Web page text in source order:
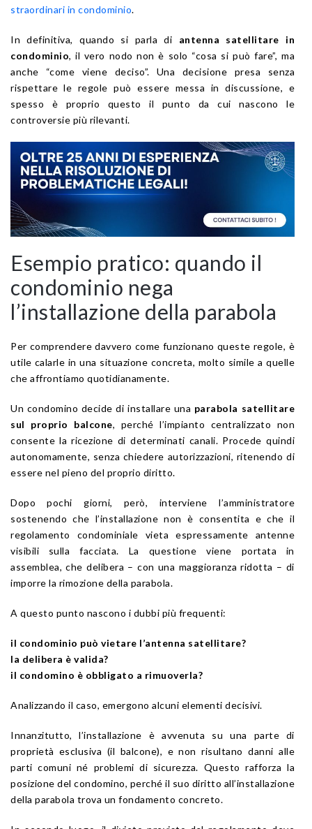
straordinari in condominio.
In definitiva, quando si parla di antenna satellitare in
condominio, il vero nodo non è solo “cosa si può fare”, ma
anche “come viene deciso”. Una decisione presa senza
rispettare le regole può essere messa in discussione, e
spesso è proprio questo il punto da cui nascono le
controversie più rilevanti.
Esempio pratico: quando il
condominio nega
l’installazione della parabola
Per comprendere davvero come funzionano queste regole, è
utile calarle in una situazione concreta, molto simile a quelle
che affrontiamo quotidianamente.
Un condomino decide di installare una parabola satellitare
sul proprio balcone, perché l’impianto centralizzato non
consente la ricezione di determinati canali. Procede quindi
autonomamente, senza chiedere autorizzazioni, ritenendo di
essere nel pieno del proprio diritto.
Dopo pochi giorni, però, interviene l’amministratore
sostenendo che l’installazione non è consentita e che il
regolamento condominiale vieta espressamente antenne
visibili sulla facciata. La questione viene portata in
assemblea, che delibera – con una maggioranza ridotta – di
imporre la rimozione della parabola.
A questo punto nascono i dubbi più frequenti:
il condominio può vietare l’antenna satellitare?
la delibera è valida?
il condomino è obbligato a rimuoverla?
Analizzando il caso, emergono alcuni elementi decisivi.
Innanzitutto, l’installazione è avvenuta su una parte di
proprietà esclusiva (il balcone), e non risultano danni alle
parti comuni né problemi di sicurezza. Questo rafforza la
posizione del condomino, perché il suo diritto all’installazione
della parabola trova un fondamento concreto.